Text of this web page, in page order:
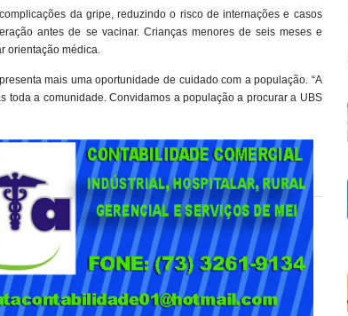
da gripe, reduzindo o risco de internações e casos
antes de se vacinar. Crianças menores de seis meses e
orientação médica.
mais uma oportunidade de cuidado com a população. “A
toda a comunidade. Convidamos a população a procurar a UBS